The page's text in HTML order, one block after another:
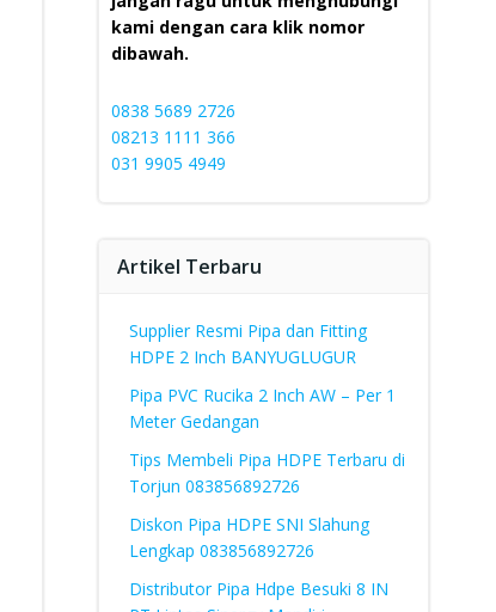
kami dengan cara klik nomor
dibawah.
0838 5689 2726
08213 1111 366
031 9905 4949
Artikel Terbaru
Supplier Resmi Pipa dan Fitting
HDPE 2 Inch BANYUGLUGUR
Pipa PVC Rucika 2 Inch AW – Per 1
Meter Gedangan
Tips Membeli Pipa HDPE Terbaru di
Torjun 083856892726
Diskon Pipa HDPE SNI Slahung
Lengkap 083856892726
Distributor Pipa Hdpe Besuki 8 IN